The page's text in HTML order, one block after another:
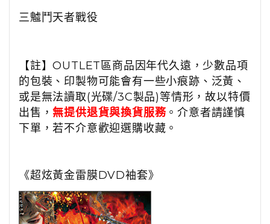
三魖鬥天者戰役
【註】OUTLET區商品因年代久遠，少數品項
的包裝、印製物可能會有一些小痕跡、泛黃、
或是無法讀取(光碟/3C製品)等情形，故以特價
出售，無提供退貨與換貨服務。介意者請謹慎
下單，若不介意歡迎選購收藏。
《超炫黃金雷膜DVD袖套》